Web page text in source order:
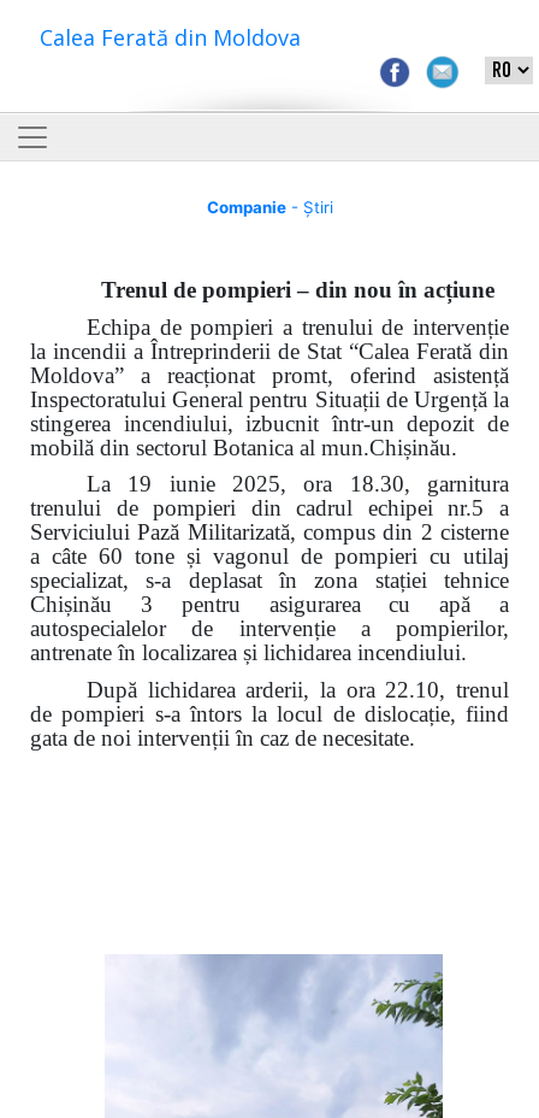
Calea Ferată din Moldova
Companie- Știri
Trenul de pompieri – din nou în acțiune
Echipa de pompieri a trenului de intervenție
la incendii a Întreprinderii de Stat “Calea Ferată din
Moldova” a reacționat promt, oferind asistență
Inspectoratului General pentru Situații de Urgență la
stingerea incendiului, izbucnit într-un depozit de
mobilă din sectorul Botanica al mun.Chișinău.
La 19 iunie 2025, ora 18.30, garnitura
trenului de pompieri din cadrul echipei nr.5 a
Serviciului Pază Militarizată, compus din 2 cisterne
a câte 60 tone și vagonul de pompieri cu utilaj
specializat, s-a deplasat în zona stației tehnice
Chișinău 3 pentru asigurarea cu apă a
autospecialelor de intervenție a pompierilor,
antrenate în localizarea și lichidarea incendiului.
După lichidarea arderii, la ora 22.10, trenul
de pompieri s-a întors la locul de dislocație, fiind
gata de noi intervenții în caz de necesitate.